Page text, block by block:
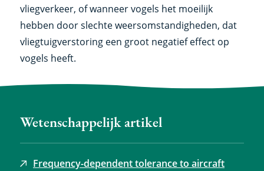
vliegverkeer, of wanneer vogels het moeilijk
hebben door slechte weersomstandigheden, dat
vliegtuigverstoring een groot negatief effect op
vogels heeft.
Wetenschappelijk artikel
Frequency-dependent tolerance to aircraft